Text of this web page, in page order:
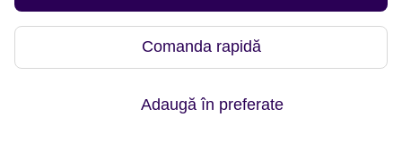
Comanda rapidă
Adaugă în preferate